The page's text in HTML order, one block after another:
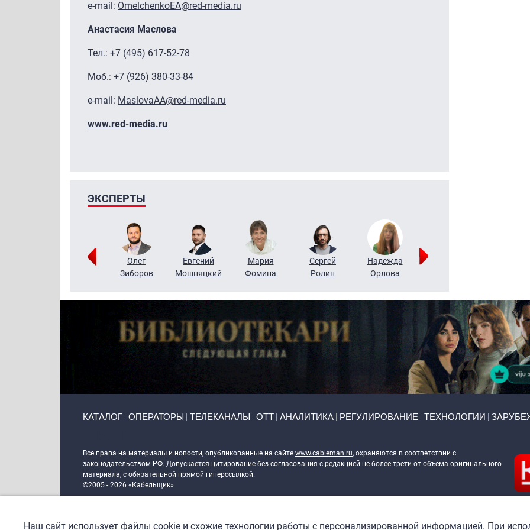
e-mail: OmelchenkoEA@red-media.ru
Анастасия Маслова
Тел.: +7 (495) 617-52-78
Моб.: +7 (926) 380-33-84
e-mail: MaslovaAA@red-media.ru
www.red-media.ru
ЭКСПЕРТЫ
Григорий
Олег
Зиборов
Евгений
Мошняцкий
Мария
Фомина
Сергей
Ролин
Надежда
Орлова
КАТАЛОГ ОПЕРАТОРЫ ТЕЛЕКАНАЛЫ ОТТ АНАЛИТИКА РЕГУЛИРОВАНИЕ ТЕХНОЛОГИИ
Все права на материалы и новости, опубликованные на сайте www.cableman.ru, охраняются в соответствии с
законодательством РФ. Допускается цитирование без согласования с редакцией не более трети от объема оригинального
материала, с обязательной прямой гиперссылкой.
©2005 - 2026 «Кабельщик»
DrupalCoder — поддержка сайта c 2017 года
Наш сайт использует файлы cookie и схожие технологии работы с персонализированной информацией. При